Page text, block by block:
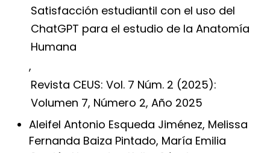
Satisfacción estudiantil con el uso del
ChatGPT para el estudio de la Anatomía
Humana
,
Revista CEUS: Vol. 7 Núm. 2 (2025):
Volumen 7, Número 2, Año 2025
Aleifel Antonio Esqueda Jiménez, Melissa
Fernanda Baiza Pintado, María Emilia